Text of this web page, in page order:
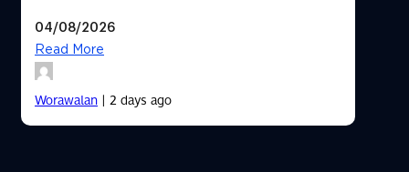
04/08/2026
Read More
Worawalan| 2 days ago